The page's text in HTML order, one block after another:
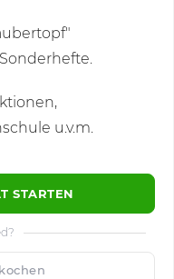
u.v.m.
STARTEN
Speichern